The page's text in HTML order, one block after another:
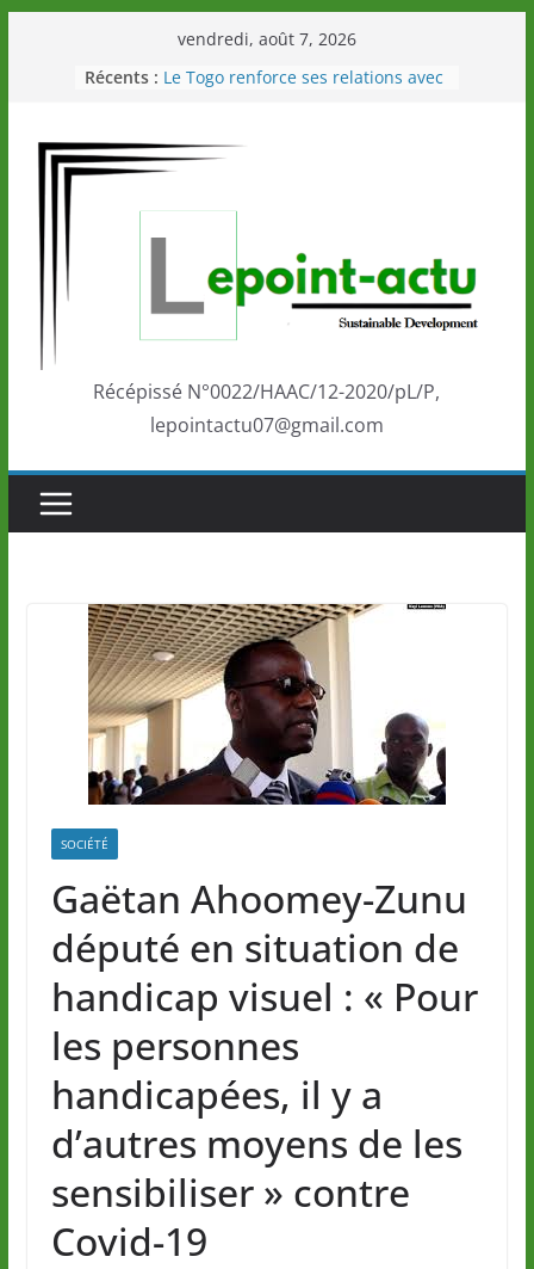
vendredi, août 7, 2026
Récents : Le Togo renforce ses relations avec
Éléphants en Côte d’Ivoire
LOTO DETENTE”, un nouveau tirage
marque de confiance au Togo sur
la scène internationale au-delà des
performances de ses athlètes
Togo: Que retenir de la politique
éducation et de l’ambition de
Récépissé N°0022/HAAC/12-2020/pL/P,
lepointactu07@gmail.com
SOCIÉTÉ
Gaëtan Ahoomey-Zunu
député en situation de
handicap visuel : « Pour
les personnes
handicapées, il y a
d’autres moyens de les
sensibiliser » contre
Covid-19